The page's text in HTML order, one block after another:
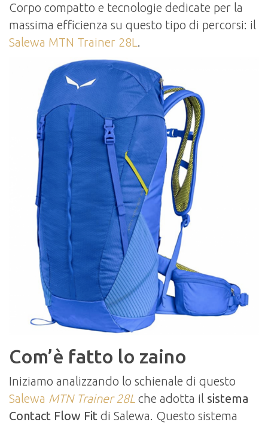
Corpo compatto e tecnologie dedicate per la
massima efficienza su questo tipo di percorsi: il
Salewa MTN Trainer 28L.
Com’è fatto lo zaino
Iniziamo analizzando lo schienale di questo
Salewa MTN Trainer 28L che adotta il sistema
Contact Flow Fit di Salewa. Questo sistema